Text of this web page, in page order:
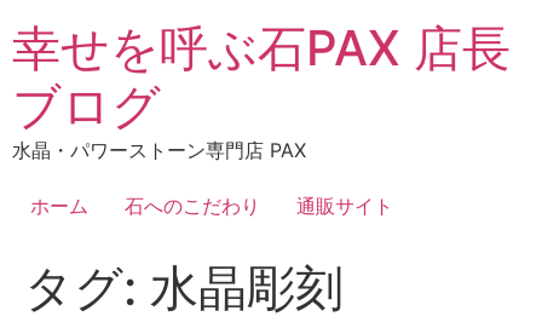
ン
ン
に
幸せを呼ぶ石PAX 店長
ブログ
水晶・パワーストーン専門店 PAX
ホーム 石へのこだわり 通販サイト
タグ: 水晶彫刻